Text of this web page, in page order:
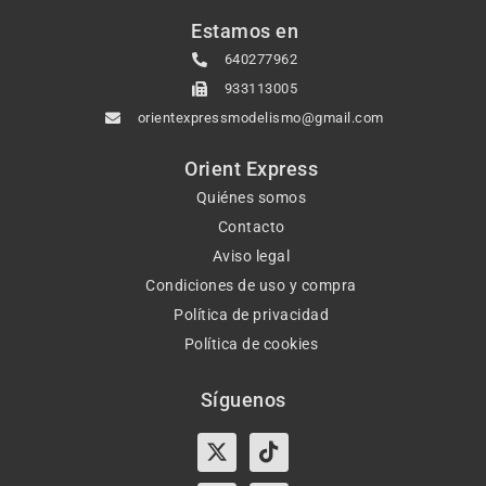
Estamos en
640277962
933113005
orientexpressmodelismo@gmail.com
Orient Express
Quiénes somos
Contacto
Aviso legal
Condiciones de uso y compra
Política de privacidad
Política de cookies
Síguenos
X-
twitter
Tiktok
InstagramFacebook